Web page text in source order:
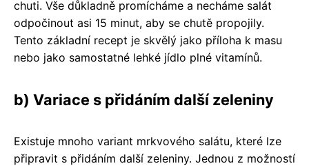
chuti. Vše důkladně promícháme a necháme salát
odpočinout asi 15 minut, aby se chutě propojily.
Tento základní recept je skvělý jako příloha k masu
nebo jako samostatné lehké jídlo plné vitamínů.
b) Variace s přidáním další zeleniny
Existuje mnoho variant mrkvového salátu, které lze
připravit s přidáním další zeleniny. Jednou z možností